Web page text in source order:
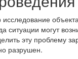
ситуации могут
эту проблему
разрушен.